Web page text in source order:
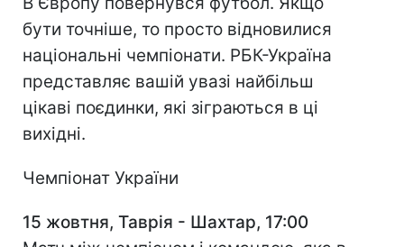
бути точніше, то просто відновилися
національні чемпіонати. РБК-Україна
представляє вашій увазі найбільш
цікаві поєдинки, які зіграються в ці
вихідні.
Чемпіонат України
15 жовтня, Таврія - Шахтар, 17:00